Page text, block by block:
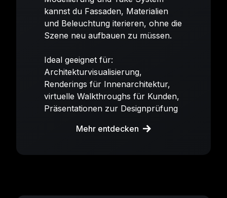
kannst du Fassaden, Materialien
und Beleuchtung iterieren, ohne die
Szene neu aufbauen zu müssen.
Ideal geeignet für:
Architekturvisualisierung,
Renderings für Innenarchitektur,
virtuelle Walkthroughs für Kunden,
Präsentationen zur Designprüfung
Mehr entdecken